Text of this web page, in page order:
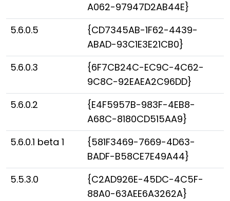
A062-97947D2AB44E}
5.6.0.5
{CD7345AB-1F62-4439-
ABAD-93C1E3E21CB0}
5.6.0.3
{6F7CB24C-EC9C-4C62-
9C8C-92EAEA2C96DD}
5.6.0.2
{E4F5957B-983F-4EB8-
A68C-8180CD515AA9}
5.6.0.1 beta 1
{581F3469-7669-4D63-
BADF-B58CE7E49A44}
5.5.3.0
{C2AD926E-45DC-4C5F-
88A0-63AEE6A3262A}